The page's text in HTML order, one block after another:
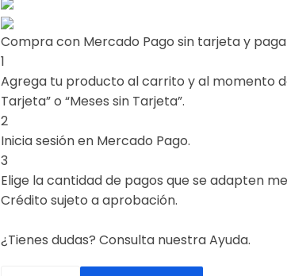
Compra con Mercado Pago sin tarjeta y
1
Agrega tu producto al carrito y al momento
Tarjeta” o “Meses sin Tarjeta”.
2
Inicia sesión en Mercado Pago.
3
Elige la cantidad de pagos que se adapten
Crédito sujeto a aprobación.
¿Tienes dudas? Consulta nuestraAyuda.